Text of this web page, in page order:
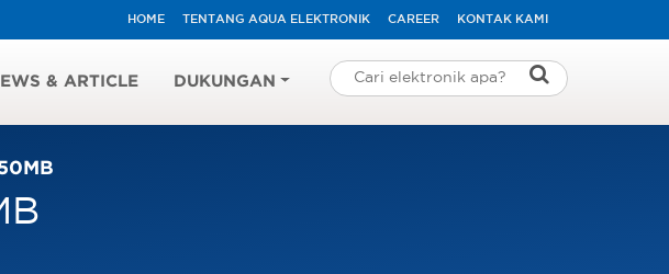
HOME TENTANG AQUA ELEKTRONIK CAREER KONTAK KAMI
& ARTICLE DUKUNGAN